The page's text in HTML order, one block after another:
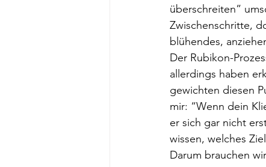
überschreiten”
Zwischenschritte,
blühendes,
Der Rubikon-
allerdings haben
gewichten diesen
mir: “Wenn dein
er sich gar nicht
wissen, welches
Darum brauchen